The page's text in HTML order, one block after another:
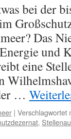
bei der
Das
und
eine
…
| Verschlagwortet
,